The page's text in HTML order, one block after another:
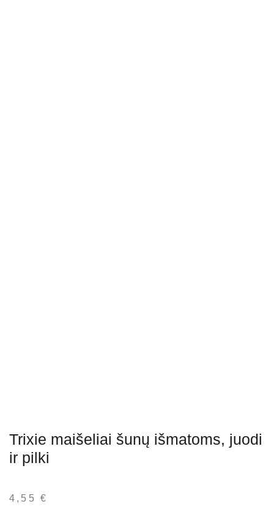
Trixie maišeliai šunų išmatoms, juodi
ir pilki
4,55 €